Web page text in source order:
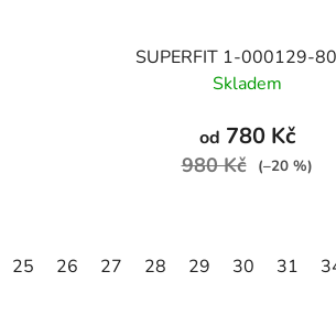
SUPERFIT 1-000129-
Skladem
od 780 Kč
980 Kč (–20 %)
25 26 27 28 29 30 31